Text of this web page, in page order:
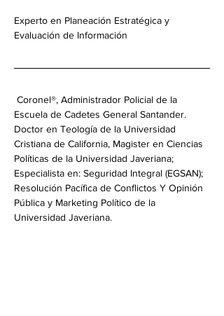
Experto en Planeación Estratégica y
Evaluación de Información
Escuela de Cadetes General Santander.
Doctor en Teología de la Universidad
Cristiana de California, Magister en Ciencias
Políticas de la Universidad Javeriana;
Especialista en: Seguridad Integral (EGSAN);
Resolución Pacífica de Conflictos Y Opinión
Pública y Marketing Político de la
Universidad Javeriana.